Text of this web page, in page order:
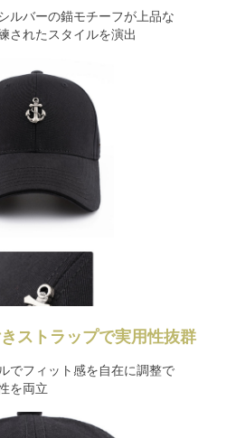
ルバーの錨モチーフが上品な
されたスタイルを演出
ストラップで実用性抜群
でフィット感を自在に調整で
を両立